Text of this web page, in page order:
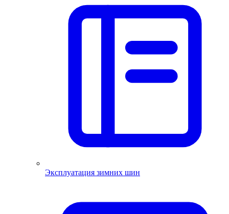
Эксплуатация зимних шин